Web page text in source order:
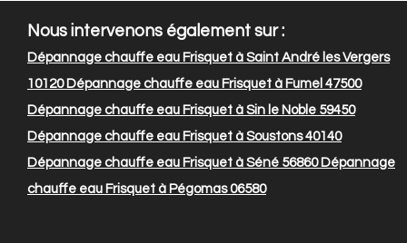
Nous intervenons également sur :
Dépannage chauffe eau Frisquet à Saint André les Vergers
10120Dépannage chauffe eau Frisquet à Fumel 47500
Dépannage chauffe eau Frisquet à Sin le Noble 59450
Dépannage chauffe eau Frisquet à Soustons 40140
Dépannage chauffe eau Frisquet à Séné 56860Dépannage
chauffe eau Frisquet à Pégomas 06580